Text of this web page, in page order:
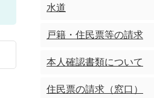
水道
戸籍・住民票等の請求
本人確認書類について
住民票の請求（窓口）